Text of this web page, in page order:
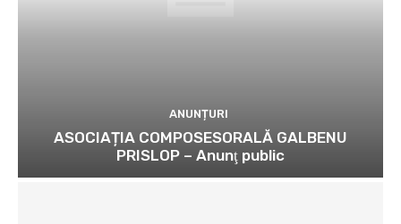
ANUNȚURI
ASOCIAȚIA COMPOSESORALĂ GALBENU
PRISLOP – Anunţ public